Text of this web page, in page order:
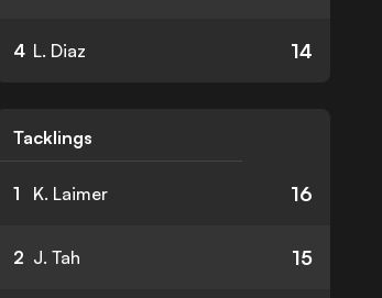
4 L. Diaz 14
Tacklings
1 K. Laimer 16
2 J. Tah 15